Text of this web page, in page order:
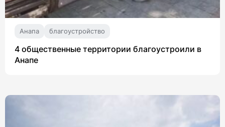
Анапа благоустройство
4 общественные территории благоустроили в
Анапе